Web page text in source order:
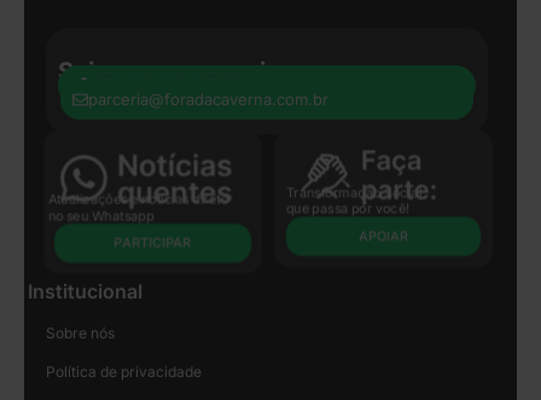
Seja nosso parceiro:
parceria@foradacaverna.com.br
Atualizações e notícias direto
no seu Whatsapp
PARTICIPAR
Transformação Social
que passa por você!
APOIAR
Institucional
Sobre nós
Política de privacidade